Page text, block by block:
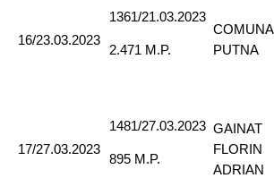
16/23.03.2023
1361/21.03.2023
2.471 M.P.
COMUNA
PUTNA
17/27.03.2023
1481/27.03.2023
895 M.P.
GAINAT
FLORIN
ADRIAN